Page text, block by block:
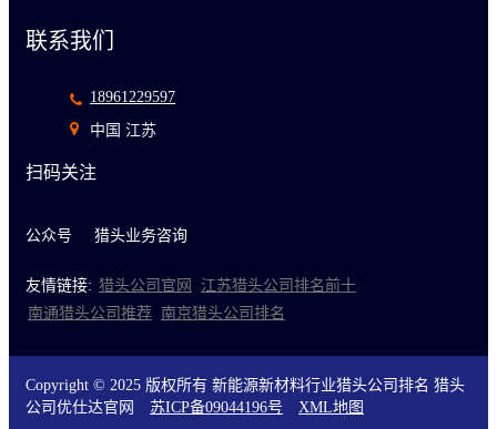
联系我们
18961229597
中国 江苏
扫码关注
公众号 猎头业务咨询
友情链接: 猎头公司官网
江苏猎头公司排名前十
南通猎头公司推荐 南京猎头公司排名
Copyright © 2025 版权所有 新能源新材料行业猎头公司排名 猎头
公司优仕达官网 苏ICP备09044196号 XML地图